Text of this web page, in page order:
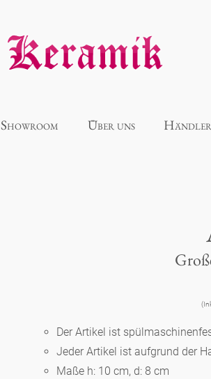
Showroom Über uns Händler
Der Artikel ist
Jeder Artikel ist aufgrund der
Maße h: 10 cm, d: 8 cm